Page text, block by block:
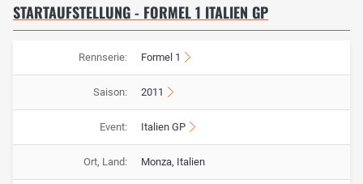
STARTAUFSTELLUNG - FORMEL 1 ITALIEN GP
Rennserie: Formel 1
Saison: 2011
Event: Italien GP
Ort, Land: Monza, Italien